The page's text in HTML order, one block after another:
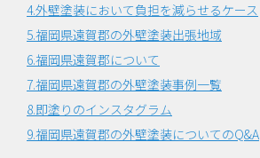
4.外壁塗装において負担を減らせるケース
5.福岡県遠賀郡の外壁塗装出張地域
6.福岡県遠賀郡について
7.福岡県遠賀郡の外壁塗装事例一覧
8.即塗りのインスタグラム
9.福岡県遠賀郡の外壁塗装についてのQ&A